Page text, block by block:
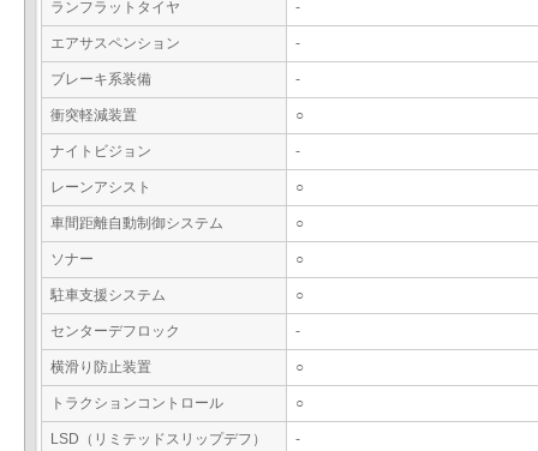
ランフラットタイヤ -
エアサスペンション -
ブレーキ系装備 -
衝突軽減装置 ○
ナイトビジョン -
レーンアシスト ○
車間距離自動制御システム ○
ソナー ○
駐車支援システム ○
センターデフロック -
横滑り防止装置 ○
トラクションコントロール ○
LSD（リミテッドスリップデフ） -